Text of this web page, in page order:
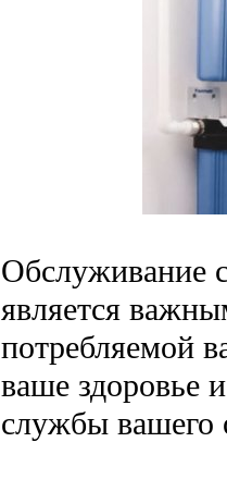
Обслуживание
является
потребляемой
ваше здоровье
службы вашего